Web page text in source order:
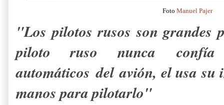
Foto Manuel Pajer
"Los pilotos rusos son grandes
piloto ruso nunca
automáticos del avión, el usa su
manos para pilotarlo"